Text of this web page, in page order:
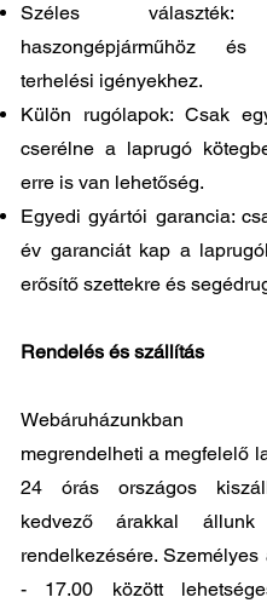
Széles választék:
haszongépjárműhöz és
terhelési igényekhez.
Külön rugólapok: Csak
cserélne a laprugó
erre is van lehetőség.
Egyedi gyártói garancia:
év garanciát kap a
erősítő szettekre és
Rendelés és szállítás
Webáruházunkban
megrendelheti a megfelelő
24 órás országos
kedvező árakkal állunk
rendelkezésére. Személyes
- 17.00 között